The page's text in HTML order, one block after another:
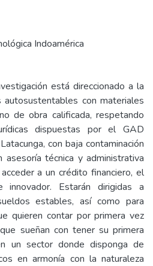
Indoamérica
está direccionado a la
autosustentables con materiales
de obra calificada, respetando
dispuestas por el GAD
con baja contaminación
asesoría técnica y administrativa
a un crédito financiero, el
Estarán dirigidas a
estables, así como para
quieren contar por primera vez
sueñan con tener su primera
un sector donde disponga de
en armonía con la naturaleza